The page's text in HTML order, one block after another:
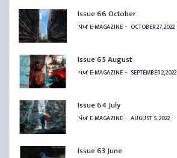
Issue 66 October
'પંખ' E-MAGAZINE OCTOBER 27, 2022
Issue 65 August
'પંખ' E-MAGAZINE SEPTEMBER 2, 2022
Issue 64 July
'પંખ' E-MAGAZINE AUGUST 5, 2022
Issue 63 June